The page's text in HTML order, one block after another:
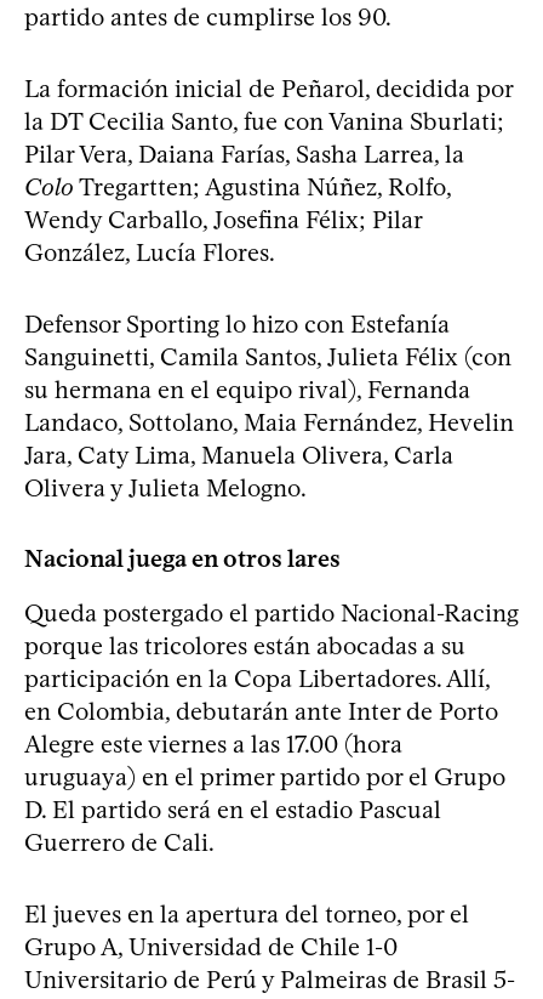
partido antes de cumplirse los 90.
La formación inicial de Peñarol, decidida por
la DT Cecilia Santo, fue con Vanina Sburlati;
Pilar Vera, Daiana Farías, Sasha Larrea, la
Colo Tregartten; Agustina Núñez, Rolfo,
Wendy Carballo, Josefina Félix; Pilar
González, Lucía Flores.
Defensor Sporting lo hizo con Estefanía
Sanguinetti, Camila Santos, Julieta Félix (con
su hermana en el equipo rival), Fernanda
Landaco, Sottolano, Maia Fernández, Hevelin
Jara, Caty Lima, Manuela Olivera, Carla
Olivera y Julieta Melogno.
Nacional juega en otros lares
Queda postergado el partido Nacional-Racing
porque las tricolores están abocadas a su
participación en la Copa Libertadores. Allí,
en Colombia, debutarán ante Inter de Porto
Alegre este viernes a las 17.00 (hora
uruguaya) en el primer partido por el Grupo
D. El partido será en el estadio Pascual
Guerrero de Cali.
El jueves en la apertura del torneo, por el
Grupo A, Universidad de Chile 1-0
Universitario de Perú y Palmeiras de Brasil 5-